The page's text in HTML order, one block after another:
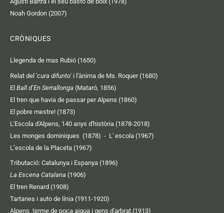
Noah Gordon (2007)
CRÒNIQUES
Llegenda de mas Rubió (1650)
Relat del 'cura difunto' i l'ànima de Ms. Roquer (1680)
El Ball d’En Serrallonga (Mataró, 1856)
El tren que havia de passar per Alpens (1860)
El pobre mestre! (1873)
L'Escola d'Alpens, 140 anys d'història (1878-2018)
Les monges dominiques (1878) - L' escola (1967)
L’escola de la Placeta (1967)
Tributació: Catalunya i Espanya (1896)
La Escena Catalana (1906)
El tren Renard (1908)
Tartanes i auto de línia (1911-1920)
Alpens, terme de poca aigua i gens d'arbrat (1913)